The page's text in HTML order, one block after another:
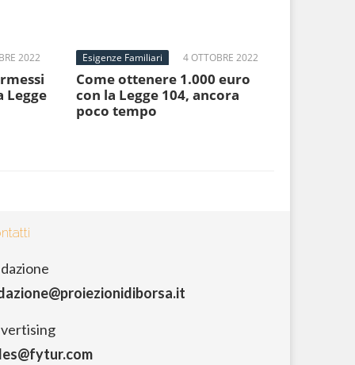
2022
Legge
Esigenze Familiari 4 OTTOBRE 2022
Come ottenere 1.000 euro
con la Legge 104, ancora
poco tempo